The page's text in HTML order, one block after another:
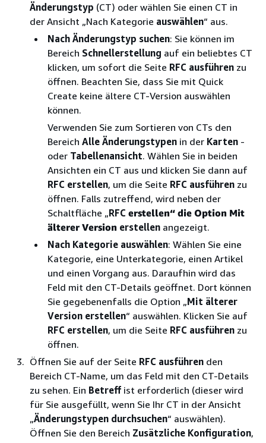
Änderungstyp (CT) oder wählen Sie einen CT in
der Ansicht „Nach Kategorie auswählen“ aus.
Nach Änderungstyp suchen: Sie können im
Bereich Schnellerstellung auf ein beliebtes CT
klicken, um sofort die Seite RFC ausführen zu
öffnen. Beachten Sie, dass Sie mit Quick
Create keine ältere CT-Version auswählen
können.
Verwenden Sie zum Sortieren von CTs den
Bereich Alle Änderungstypen in der Karten -
oder Tabellenansicht. Wählen Sie in beiden
Ansichten ein CT aus und klicken Sie dann auf
RFC erstellen, um die Seite RFC ausführen zu
öffnen. Falls zutreffend, wird neben der
Schaltfläche „RFC erstellen“ die Option Mit
älterer Version erstellen angezeigt.
Nach Kategorie auswählen: Wählen Sie eine
Kategorie, eine Unterkategorie, einen Artikel
und einen Vorgang aus. Daraufhin wird das
Feld mit den CT-Details geöffnet. Dort können
Sie gegebenenfalls die Option „Mit älterer
Version erstellen“ auswählen. Klicken Sie auf
RFC erstellen, um die Seite RFC ausführen zu
öffnen.
Öffnen Sie auf der Seite RFC ausführen den
Bereich CT-Name, um das Feld mit den CT-Details
zu sehen. Ein Betreff ist erforderlich (dieser wird
für Sie ausgefüllt, wenn Sie Ihr CT in der Ansicht
„Änderungstypen durchsuchen“ auswählen).
Öffnen Sie den Bereich Zusätzliche Konfiguration,